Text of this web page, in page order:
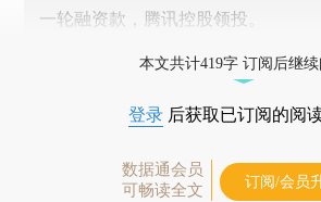
一轮融资款，腾讯控股领投。
本文共计419字 订阅后继
登录 后获取已订阅的阅
数据通会员
可畅读全文
订阅/会员